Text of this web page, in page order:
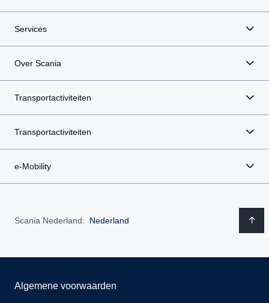
Services
Over Scania
Transportactiviteiten
Transportactiviteiten
e-Mobility
Scania Nederland: Nederland
Algemene voorwaarden